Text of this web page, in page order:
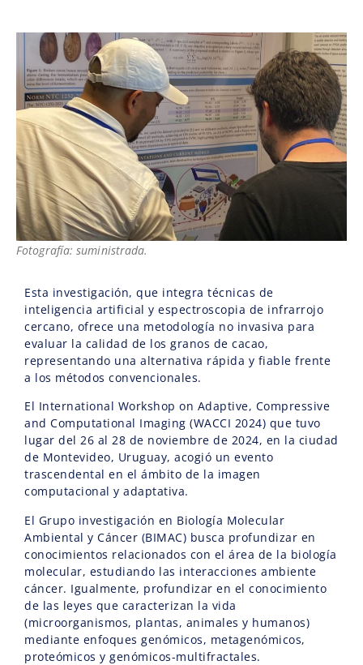
Fotografía: suministrada.
Esta investigación, que integra técnicas de
inteligencia artificial y espectroscopia de infrarrojo
cercano, ofrece una metodología no invasiva para
evaluar la calidad de los granos de cacao,
representando una alternativa rápida y fiable frente
a los métodos convencionales.
El International Workshop on Adaptive, Compressive
and Computational Imaging (WACCI 2024) que tuvo
lugar del 26 al 28 de noviembre de 2024, en la ciudad
de Montevideo, Uruguay, acogió un evento
trascendental en el ámbito de la imagen
computacional y adaptativa.
El Grupo investigación en Biología Molecular
Ambiental y Cáncer (BIMAC) busca profundizar en
conocimientos relacionados con el área de la biología
molecular, estudiando las interacciones ambiente
cáncer. Igualmente, profundizar en el conocimiento
de las leyes que caracterizan la vida
(microorganismos, plantas, animales y humanos)
mediante enfoques genómicos, metagenómicos,
proteómicos y genómicos-multifractales.